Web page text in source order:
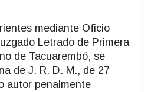
mediante Oficio
Letrado de Primera
de Tacuarembó, se
de J. R. D. M., de 27
autor penalmente